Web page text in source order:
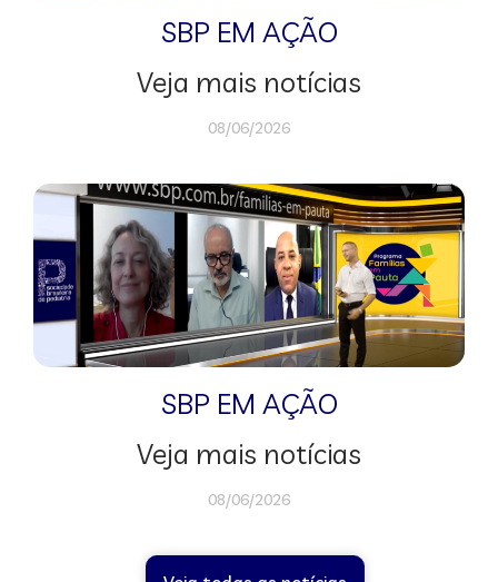
SBP EM AÇÃO
Veja mais notícias
08/06/2026
SBP EM AÇÃO
Veja mais notícias
08/06/2026